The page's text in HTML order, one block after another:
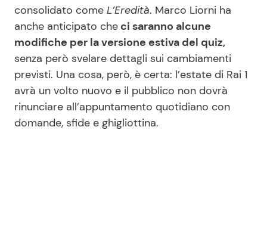
consolidato come L’Eredità. Marco Liorni ha
anche anticipato che ci saranno alcune
modifiche per la versione estiva del quiz,
senza però svelare dettagli sui cambiamenti
previsti. Una cosa, però, è certa: l’estate di Rai 1
avrà un volto nuovo e il pubblico non dovrà
rinunciare all’appuntamento quotidiano con
domande, sfide e ghigliottina.